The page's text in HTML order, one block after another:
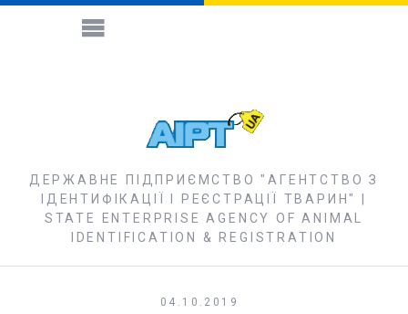
ДЕРЖАВНЕ ПІДПРИЄМСТВО "АГЕНТСТВО З
ІДЕНТИФІКАЦІЇ І РЕЄСТРАЦІЇ ТВАРИН" |
STATE ENTERPRISE AGENCY OF ANIMAL
IDENTIFICATION & REGISTRATION
04.10.2019